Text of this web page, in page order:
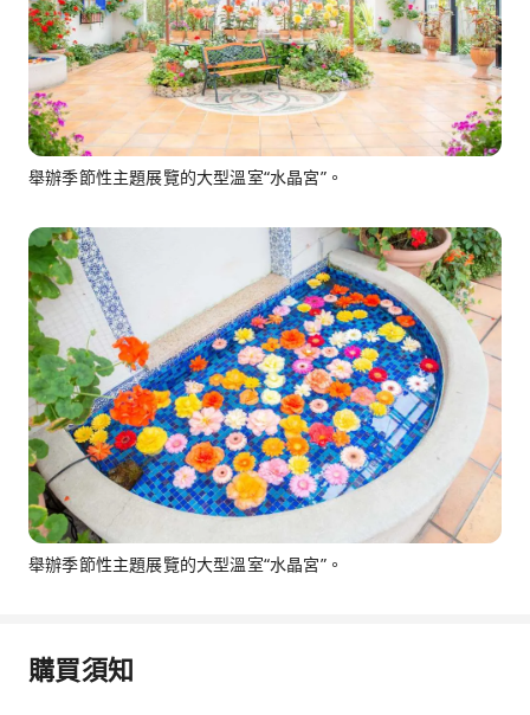
舉辦季節性主題展覽的大型溫室“水晶宮”。
舉辦季節性主題展覽的大型溫室“水晶宮”。
購買須知